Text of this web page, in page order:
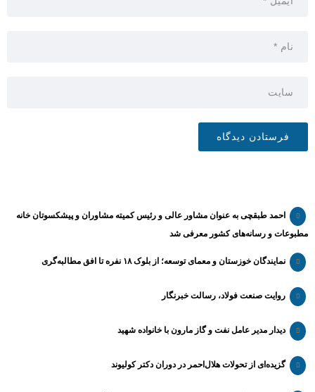
احمد طبقچی به عنوان مشاور عالی و رئیس کمیته مشاوران و پیشکسوتان خانه
مطبوعات و رسانه‌های کشور معرفی شد
نمایندگان خوزستان و معمای توسعه؛ از بلوک ۱۸ نفره تا افق مطالبه‌گری
روایت صنعت فولاد،‌ رسالت خبرنگار
دیدار مدیر عامل نفت و گاز مارون با خانواده شهید
گزیده‌ای از تحولات هلال‌احمر در دوران دکتر کولیوند